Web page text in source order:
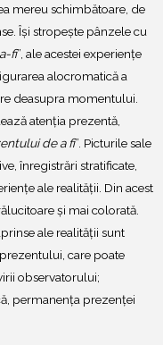
mereu schimbătoare, de
Își stropește pânzele cu
fi”, ale acestei experiențe
alocromatică a
deasupra momentului.
atenția prezentă,
de a fi”. Picturile sale
înregistrări stratificate,
ale realității. Din acest
și mai colorată.
ale realității sunt
care poate
observatorului;
permanența prezenței